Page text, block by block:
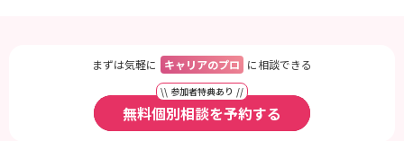
まずは気軽に キャリアのプロ に相談できる
\\ 参加者特典あり //
無料個別相談を予約する